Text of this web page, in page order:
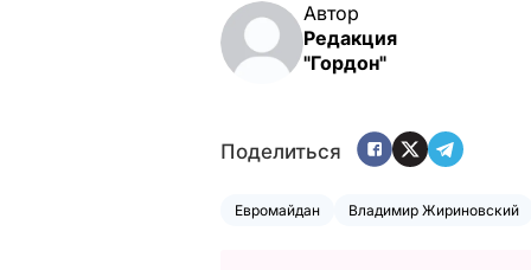
Автор
Редакция
"Гордон"
Поделиться
Евромайдан Владимир Жириновский